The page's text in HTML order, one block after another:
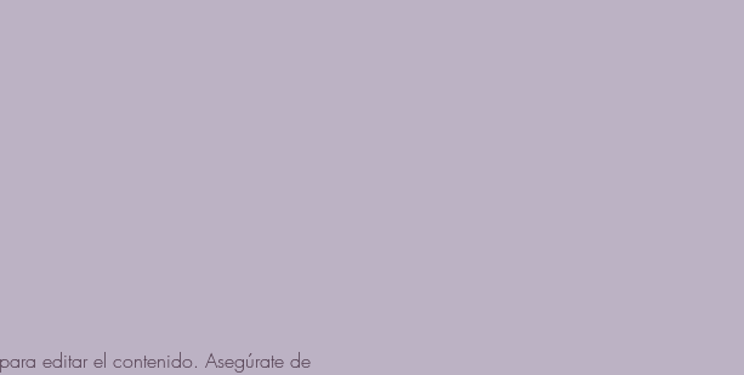
editar el contenido. Asegúrate de